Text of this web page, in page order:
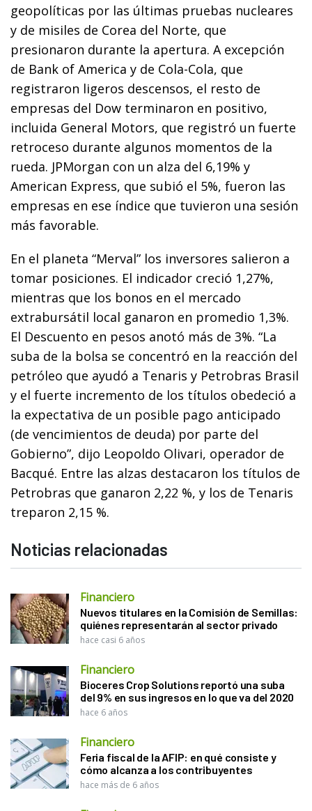
geopolíticas por las últimas pruebas nucleares
y de misiles de Corea del Norte, que
presionaron durante la apertura. A excepción
de Bank of America y de Cola-Cola, que
registraron ligeros descensos, el resto de
empresas del Dow terminaron en positivo,
incluida General Motors, que registró un fuerte
retroceso durante algunos momentos de la
rueda. JPMorgan con un alza del 6,19% y
American Express, que subió el 5%, fueron las
empresas en ese índice que tuvieron una sesión
más favorable.
En el planeta “Merval” los inversores salieron a
tomar posiciones. El indicador creció 1,27%,
mientras que los bonos en el mercado
extrabursátil local ganaron en promedio 1,3%.
El Descuento en pesos anotó más de 3%. “La
suba de la bolsa se concentró en la reacción del
petróleo que ayudó a Tenaris y Petrobras Brasil
y el fuerte incremento de los títulos obedeció a
la expectativa de un posible pago anticipado
(de vencimientos de deuda) por parte del
Gobierno”, dijo Leopoldo Olivari, operador de
Bacqué. Entre las alzas destacaron los títulos de
Petrobras que ganaron 2,22 %, y los de Tenaris
treparon 2,15 %.
Noticias relacionadas
Financiero
Nuevos titulares en la Comisión de Semillas:
quiénes representarán al sector privado
hace casi 6 años
Financiero
Bioceres Crop Solutions reportó una suba
del 9% en sus ingresos en lo que va del 2020
hace 6 años
Financiero
Feria fiscal de la AFIP: en qué consiste y
cómo alcanza a los contribuyentes
hace más de 6 años